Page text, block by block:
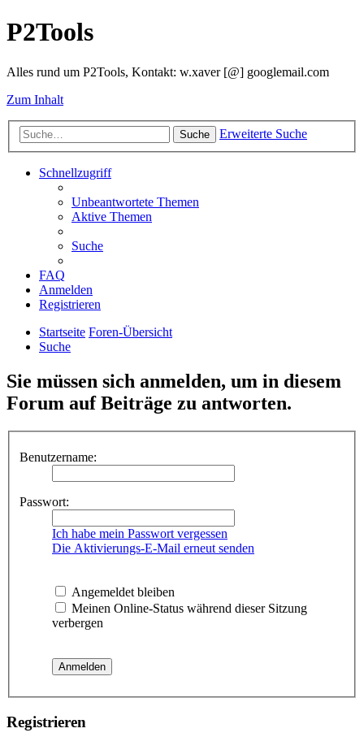
P2Tools
Alles rund um P2Tools, Kontakt: w.xaver [@] googlemail.com
Zum Inhalt
Suche Erweiterte Suche
Schnellzugriff
Unbeantwortete Themen
Aktive Themen
Suche
FAQ
Anmelden
Registrieren
Startseite Foren-Übersicht
Suche
Sie müssen sich anmelden, um in diesem
Forum auf Beiträge zu antworten.
Benutzername:
Passwort:
Ich habe mein Passwort vergessen
Die Aktivierungs-E-Mail erneut senden
Angemeldet bleiben
Meinen Online-Status während dieser Sitzung
verbergen
Registrieren